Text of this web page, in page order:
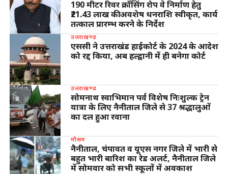
190 मीटर रिवर क्रॉसिंग रोप वे निर्माण हेतु
₹21.43 लाख की अवशेष धनराशि स्वीकृत, कार्य
तत्काल प्रारम्भ करने के निर्देश
उत्तराखण्ड
एससी ने उत्तराखंड हाईकोर्ट के 2024 के आदेश
को रद्द किया, अब हल्द्वानी में ही बनेगा कोर्ट
उत्तराखण्ड
सोमनाथ स्वाभिमान पर्व विशेष निःशुल्क ट्रेन
यात्रा के लिए नैनीताल जिले से 37 श्रद्धालुओं
का दल हुआ रवाना
मौसम
नैनीताल, चंपावत व यूएस नगर जिले में भारी से
बहुत भारी बारिश का रेड अलर्ट, नैनीताल जिले
में सोमवार को सभी स्कूलों में अवकाश